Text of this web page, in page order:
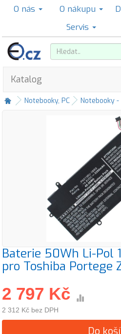
O nás O nákupu
Servis
Katalog
Notebooky, PC Notebooky
Baterie 50Wh Li-Pol
pro Toshiba Portege
2 797 Kč
2 312 Kč bez DPH
Do